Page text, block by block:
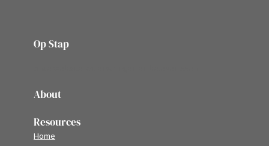
Op Stap
About
Resources
Home